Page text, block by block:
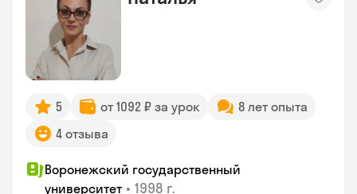
5 от 1092 ₽ за урок
8 лет опыта
4 отзыва
Воронежский государственный
университет • 1998 г.